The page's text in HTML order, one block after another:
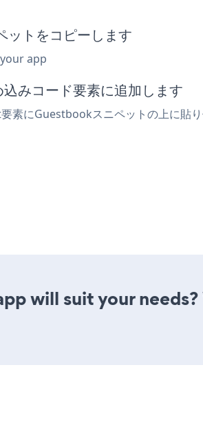
トをコピーします
app
みコード要素に追加します
素にGuestbookスニペットの上に貼
will suit your